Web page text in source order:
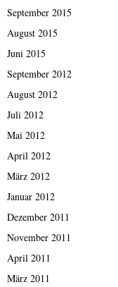
September 2015
August 2015
Juni 2015
September 2012
August 2012
Juli 2012
Mai 2012
April 2012
März 2012
Januar 2012
Dezember 2011
November 2011
April 2011
März 2011